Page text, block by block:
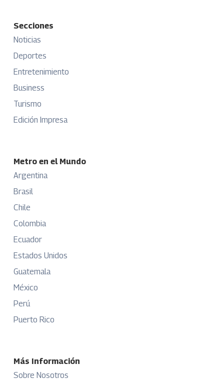
Secciones
Noticias
Deportes
Entretenimiento
Business
Turismo
Edición Impresa
Metro en el Mundo
Argentina
Brasil
Chile
Colombia
Ecuador
Estados Unidos
Guatemala
México
Perú
Puerto Rico
Más Información
Sobre Nosotros